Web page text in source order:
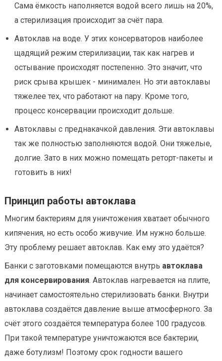
Сама ёмкость наполняется водой всего лишь на 20%,
а стерилизация происходит за счёт пара.
Автоклав на воде. У этих консерваторов наиболее
щадящий режим стерилизации, так как нагрев и
остывание происходят постепенно. Это значит, что
риск срыва крышек - минимален. Но эти автоклавы
тяжелее тех, что работают на пару. Кроме того,
процесс консервации происходит дольше.
Автоклавы с преднакачкой давления. Эти автоклавы
так же полностью заполняются водой. Они тяжелые,
долгие. Зато в них можно помещать реторт-пакеты и
готовить в них!
Принцип работы автоклава
Многим бактериям для уничтожения хватает обычного
кипячения, но есть особо живучие. Им нужно больше.
Эту проблему решает автоклав. Как ему это удаётся?
Банки с заготовками помещаются внутрь автоклава
для консервирования. Автоклав нагревается на плите,
начинает самостоятельно стерилизовать банки. Внутри
автоклава создаётся давление выше атмосферного. За
счёт этого создаётся температура более 100 градусов.
При такой температуре уничтожаются все бактерии,
даже ботулизм! Поэтому срок годности вашего